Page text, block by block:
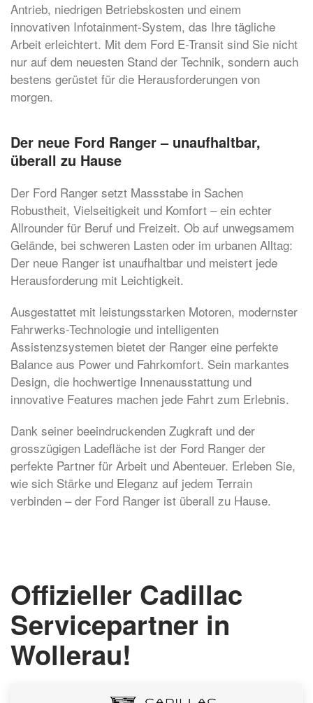
Antrieb, niedrigen Betriebskosten und einem
innovativen Infotainment-System, das Ihre tägliche
Arbeit erleichtert. Mit dem Ford E-Transit sind Sie nicht
nur auf dem neuesten Stand der Technik, sondern auch
bestens gerüstet für die Herausforderungen von
morgen.
Der neue Ford Ranger – unaufhaltbar,
überall zu Hause
Der Ford Ranger setzt Massstabe in Sachen
Robustheit, Vielseitigkeit und Komfort – ein echter
Allrounder für Beruf und Freizeit. Ob auf unwegsamem
Gelände, bei schweren Lasten oder im urbanen Alltag:
Der neue Ranger ist unaufhaltbar und meistert jede
Herausforderung mit Leichtigkeit.
Ausgestattet mit leistungsstarken Motoren, modernster
Fahrwerks-Technologie und intelligenten
Assistenzsystemen bietet der Ranger eine perfekte
Balance aus Power und Fahrkomfort. Sein markantes
Design, die hochwertige Innenausstattung und
innovative Features machen jede Fahrt zum Erlebnis.
Dank seiner beeindruckenden Zugkraft und der
grosszügigen Ladefläche ist der Ford Ranger der
perfekte Partner für Arbeit und Abenteuer. Erleben Sie,
wie sich Stärke und Eleganz auf jedem Terrain
verbinden – der Ford Ranger ist überall zu Hause.
Offizieller Cadillac
Servicepartner in
Wollerau!